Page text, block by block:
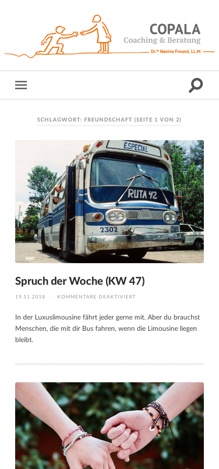
SCHLAGWORT: FREUNDSCHAFT (SEITE 1 VON 2)
Spruch der Woche (KW 47)
19.11.2018 / KOMMENTARE DEAKTIVIERT
WOCHE
(KW
47)
In der Luxuslimousine fährt jeder gerne mit. Aber du brauchst
Menschen, die mit dir Bus fahren, wenn die Limousine liegen
bleibt.